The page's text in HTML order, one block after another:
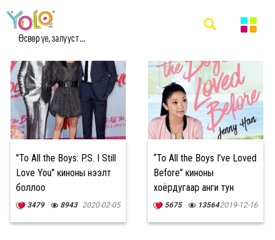
Өсвөр үе, залууст ...
#ROMANTIC МЭДЭЭ
"To All the Boys: P.S. I Still
Love You" киноны нээлт
боллоо
3479 8943 2020-02-05
“To All the Boys I’ve Loved
Before” киноны
хоёрдугаар анги тун
удахгүй
5675 135642019-12-16